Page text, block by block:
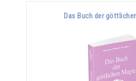
Das Buch der